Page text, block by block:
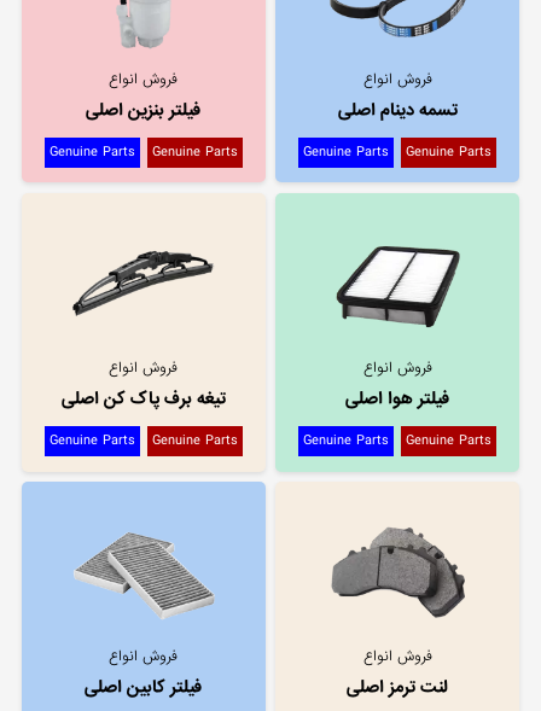
فروش انواع
تسمه دینام اصلی
Genuine Parts
Genuine Parts
فروش انواع
فیلتر بنزین اصلی
Genuine Parts
Genuine Parts
فروش انواع
فیلتر هوا اصلی
Genuine Parts
Genuine Parts
فروش انواع
تیغه برف پاک کن اصلی
Genuine Parts
Genuine Parts
فروش انواع
لنت ترمز اصلی
فروش انواع
فیلتر کابین اصلی